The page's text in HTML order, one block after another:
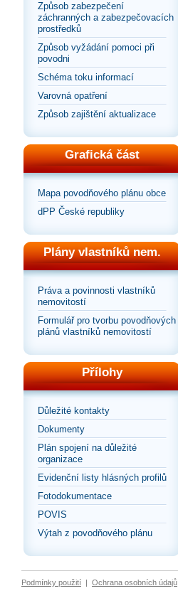
Způsob zabezpečení
záchranných a zabezpečovacích
prostředků
Způsob vyžádání pomoci při
povodni
Schéma toku informací
Varovná opatření
Způsob zajištění aktualizace
Grafická část
Mapa povodňového plánu obce
dPP České republiky
Plány vlastníků nem.
Práva a povinnosti vlastníků
nemovitostí
Formulář pro tvorbu povodňových
plánů vlastníků nemovitostí
Přílohy
Důležité kontakty
Dokumenty
Plán spojení na důležité
organizace
Evidenční listy hlásných profilů
Fotodokumentace
POVIS
Výtah z povodňového plánu
Podmínky použití | Ochrana osobních údajů